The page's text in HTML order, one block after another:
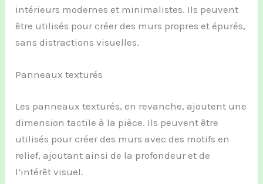
intérieurs modernes et minimalistes. Ils peuvent
être utilisés pour créer des murs propres et épurés,
sans distractions visuelles.
Panneaux texturés
Les panneaux texturés, en revanche, ajoutent une
dimension tactile à la pièce. Ils peuvent être
utilisés pour créer des murs avec des motifs en
relief, ajoutant ainsi de la profondeur et de
l’intérêt visuel.